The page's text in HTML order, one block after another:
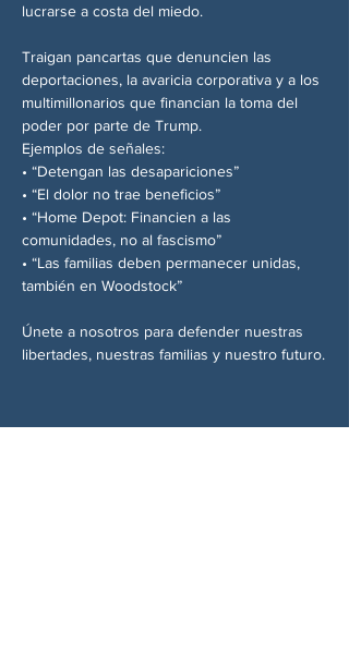
lucrarse a costa del miedo.
Traigan pancartas que denuncien las
deportaciones, la avaricia corporativa y a los
multimillonarios que financian la toma del
poder por parte de Trump.
Ejemplos de señales:
• “Detengan las desapariciones”
• “El dolor no trae beneficios”
• “Home Depot: Financien a las
comunidades, no al fascismo”
• “Las familias deben permanecer unidas,
también en Woodstock”
Únete a nosotros para defender nuestras
libertades, nuestras familias y nuestro futuro.